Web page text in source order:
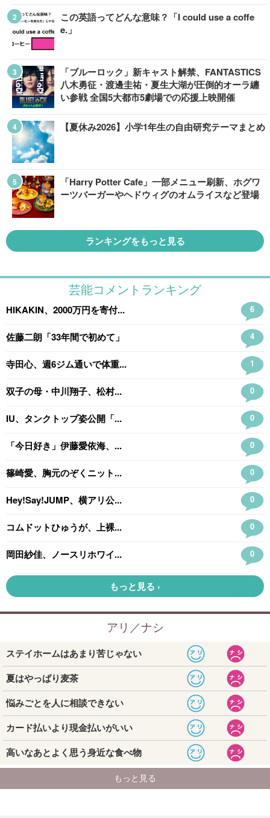
この英語ってどんな意味？「I could use a coffe
e.」
「ブルーロック」新キャスト解禁、FANTASTICS
八木勇征・渡邊圭祐・夏生大湖が圧倒的オーラ纏
い参戦 全国5大都市5劇場での応援上映開催
【夏休み2026】小学1年生の自由研究テーマまとめ
「Harry Potter Cafe」一部メニュー刷新、ホグワ
ーツバーガーやヘドウィグのオムライスなど登場
ランキングをもっと見る